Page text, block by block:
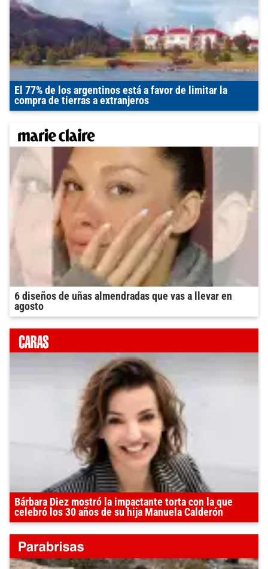
El 77% de los argentinos está a favor de limitar la
compra de tierras a extranjeros
6 diseños de uñas almendradas que vas a llevar en
agosto
Bárbara Diez mostró la impactante torta con la que
celebró los 30 años de su hija Manuela Calderón